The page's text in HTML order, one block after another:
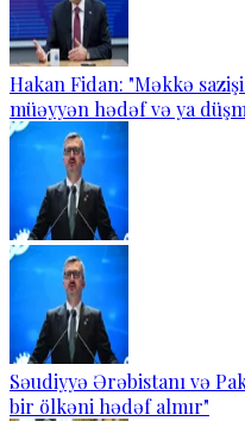
Hakan Fidan: "Məkkə
müəyyən hədəf və ya
Səudiyyə Ərəbistanı və
bir ölkəni hədəf almır"